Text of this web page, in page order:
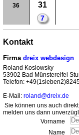
36 31
7
Kontakt
Firma dreix webdesign
Roland Koslowsky
53902 Bad Münstereifel
Telefon:
E-Mail: roland@dreix.de
Sie können uns auch
melden uns dann
Vorname
Name